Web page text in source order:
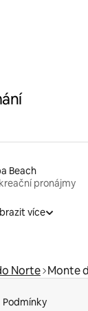
Beach
pronájmy
více
Norte Monte
Podmínky